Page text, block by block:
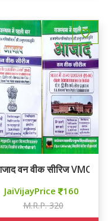
Year Political
वन वीक सीरिज
JaiVijayPrice 160
M.R.P. 320